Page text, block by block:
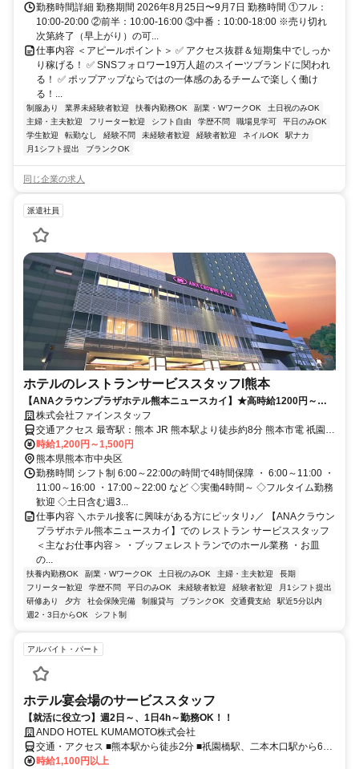
勤務時間詳細 勤務期間 2026年8月25日〜9月7日 勤務時間 ①フル：
10:00-20:00 ②前半：10:00-16:00 ③中番：10:00-18:00 ※売り切れ
次第終了（早上がり）の可...
仕事内容 ＜アピールポイント＞ ✅ アクセス抜群＆短期集中でしっか
り稼げる！ ✅ SNSフォロワー19万人超のスイーツブランドに関われ
る！ ✅ ポップアップならではの一体感のあるチームで楽しく働け
る！...
制服あり 業界未経験者歓迎 扶養内勤務OK 副業・WワークOK
土日祝のみOK
主婦・主夫歓迎
フリーター歓迎 シフト自由 学歴不問 職場見学可
平日のみOK
学生歓迎
転勤なし 経験不問 未経験者歓迎 経験者歓迎 ネイルOK
駅ナカ
月1シフト提出
ブランクOK
同じ企業の求人
派遣社員
ホテルのレストランサービススタッフl熊本
【ANAクラウンプラザホテル熊本ニュースカイ】★高時給1200円～！
レストラン ホールスタッフ募集！！
株式会社ファインスタッフ
交通アクセス 最寄駅：熊本 JR 熊本駅より徒歩約8分 熊本市電 祇園橋
電停より徒歩1分
時給1,200円～1,500円
熊本県熊本市中央区
勤務時間 シフト制 6:00～22:00の時間で4時間保障 ・ 6:00～11:00 ・
11:00～16:00 ・17:00～22:00 など ◇実働4時間～ ◇フルタイム勤務
歓迎 ◇土日含む週3...
仕事内容 ＼ホテル接客に興味がある方にピッタリ♪／ 【ANAクラウン
プラザホテル熊本ニュースカイ】での レストラン サービススタッフ
＜主なお仕事内容＞ ・ブッフェレストランでのホール業務 ・お皿
の...
扶養内勤務OK 副業・WワークOK 土日祝のみOK 主婦・主夫歓迎
長期
フリーター歓迎
学歴不問 平日のみOK 未経験者歓迎 経験者歓迎
月1シフト提出
研修あり
夕方 社会保険完備 制服貸与 ブランクOK 交通費支給
駅近5分以内
週2・3日からOK
シフト制
アルバイト・パート
ホテル宴会場のサービススタッフ
【就活に役立つ】週2日～、1日4h～勤務OK！！
ANDO HOTEL KUMAMOTO株式会社
交通・アクセス ■熊本駅から徒歩2分 ■祇園橋駅、二本木口駅から6分
■田崎橋駅から徒歩9分 ★交通費・ガソリン代支給
時給1,100円以上